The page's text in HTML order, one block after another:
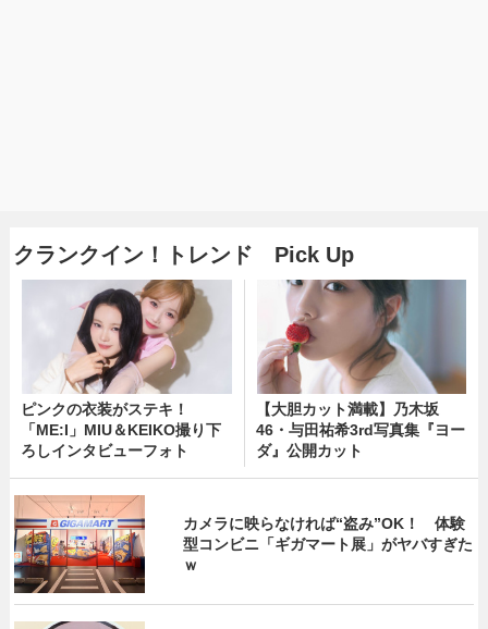
クランクイン！トレンド Pick Up
ピンクの衣装がステキ！
「ME:I」MIU＆KEIKO撮り下
ろしインタビューフォト
【大胆カット満載】乃木坂
46・与田祐希3rd写真集『ヨー
ダ』公開カット
カメラに映らなければ“盗み”OK！ 体験
型コンビニ「ギガマート展」がヤバすぎた
ｗ